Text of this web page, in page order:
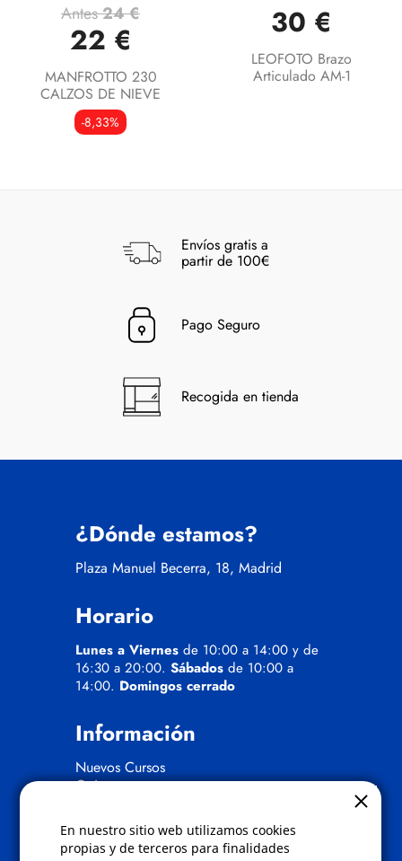
En nuestro sitio web utilizamos cookies
propias y de terceros para finalidades
Antes24 €
22 €
MANFROTTO 230
CALZOS DE NIEVE
-8,33%
30 €
LEOFOTO Brazo
Articulado AM-1
Envíos gratis a
partir de 100€
Pago Seguro
Recogida en tienda
¿Dónde estamos?
Plaza Manuel Becerra, 18, Madrid
Horario
Lunes a Viernes de 10:00 a 14:00 y de
16:30 a 20:00. Sábados de 10:00 a
14:00. Domingos cerrado
Información
Nuevos Cursos
Quienes somos
Políticas